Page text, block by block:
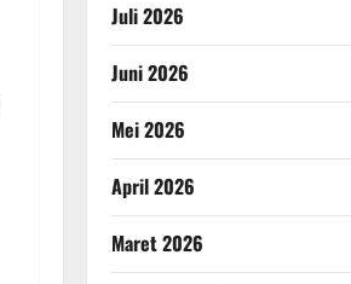
Juli 2026
Juni 2026
Mei 2026
April 2026
Maret 2026